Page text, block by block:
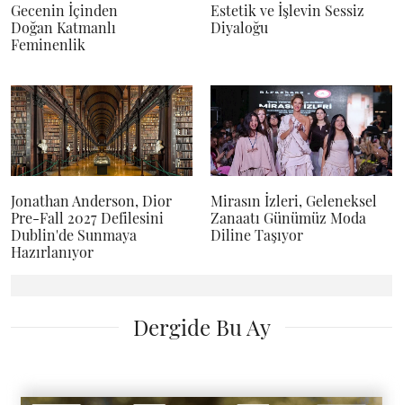
Gecenin İçinden
Doğan Katmanlı
Feminenlik
Estetik ve İşlevin Sessiz
Diyaloğu
Jonathan Anderson, Dior
Pre-Fall 2027 Defilesini
Dublin'de Sunmaya
Hazırlanıyor
Mirasın İzleri, Geleneksel
Zanaatı Günümüz Moda
Diline Taşıyor
Dergide Bu Ay